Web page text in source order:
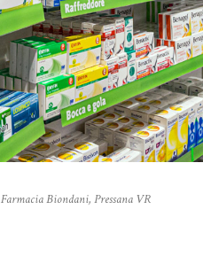
Farmacia Biondani, Pressana VR